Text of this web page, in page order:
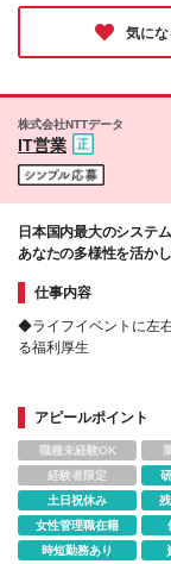
など ※あなたの経験
る
る
気にな
株式会社NTTデータ
IT営業
日本国内最大のシステ
あなたの多様性を活か
仕事内容
◆ライフイベントに左
る福利厚生
アピールポイント
職種未経験OK
経験者限定
土日祝休み
女性管理職在籍
時短勤務あり